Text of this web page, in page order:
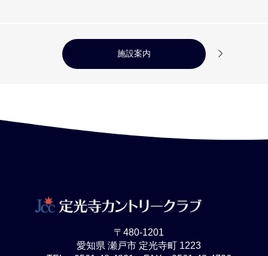
施設案内 
〒480-1201
愛知県 瀬戸市 定光寺町 1223